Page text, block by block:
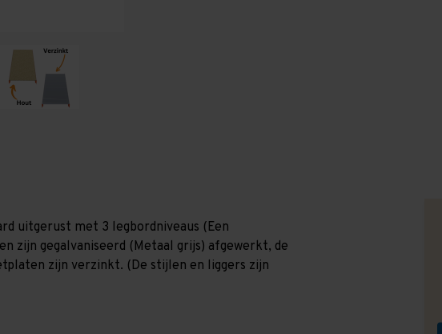
uitgerust met 3 legbordniveaus (Een
zijn gegalvaniseerd (Metaal grijs) afgewerkt, de
zijn verzinkt. (De stijlen en liggers zijn